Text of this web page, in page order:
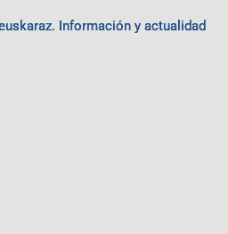
Información y actualidad